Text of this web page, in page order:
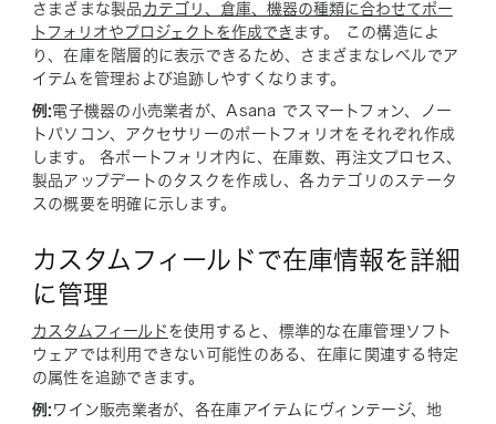
さまざまな製品 カテゴリ、倉庫、機器の種類に合わせてポー
トフォリオやプロジェクトを作成でき ます。 この構造によ
り、在庫を階層的に表示できるため、さまざまなレベルでア
イテムを管理および追跡しやすくなります。
例:電子機器の小売業者が、Asana でスマートフォン、ノー
トパソコン、アクセサリーのポートフォリオをそれぞれ作成
します。 各ポートフォリオ内に、在庫数、再注文プロセス、
製品アップデートのタスクを作成し、各カテゴリのステータ
スの概要を明確に示します。
カスタムフィールドで在庫情報を詳細
に管理
カスタムフィールド を使用すると、標準的な在庫管理ソフト
ウェアでは利用できない可能性のある、在庫に関連する特定
の属性を追跡できます。
例: ワイン販売業者が、各在庫アイテムにヴィンテージ、地